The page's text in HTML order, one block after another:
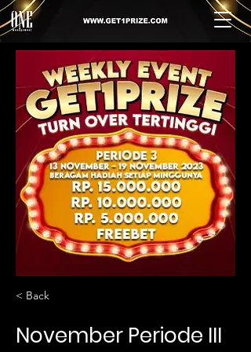
< Back
November Periode III